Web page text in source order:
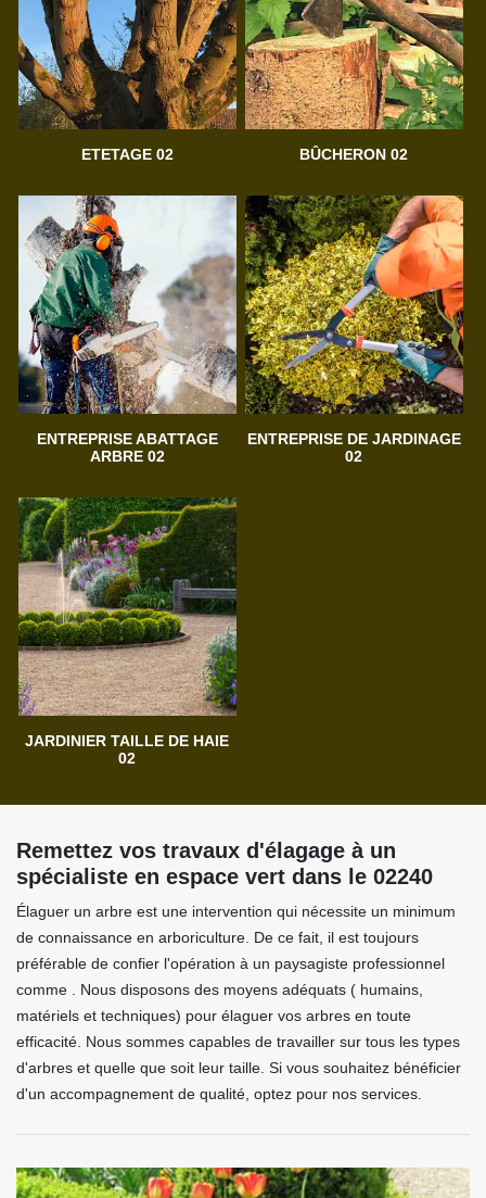
ETETAGE 02 BÛCHERON 02
ENTREPRISE ABATTAGE
ARBRE 02
ENTREPRISE DE JARDINAGE
02
JARDINIER TAILLE DE HAIE
02
Remettez vos travaux d'élagage à un
spécialiste en espace vert dans le 02240
Élaguer un arbre est une intervention qui nécessite un minimum
de connaissance en arboriculture. De ce fait, il est toujours
préférable de confier l'opération à un paysagiste professionnel
comme . Nous disposons des moyens adéquats ( humains,
matériels et techniques) pour élaguer vos arbres en toute
efficacité. Nous sommes capables de travailler sur tous les types
d'arbres et quelle que soit leur taille. Si vous souhaitez bénéficier
d'un accompagnement de qualité, optez pour nos services.